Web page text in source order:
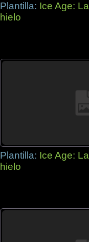
Plantilla: Ice Age:
hielo
Plantilla: Ice Age:
hielo